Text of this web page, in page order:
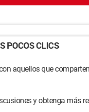
POCOS CLICS
aquellos que
y obtenga más